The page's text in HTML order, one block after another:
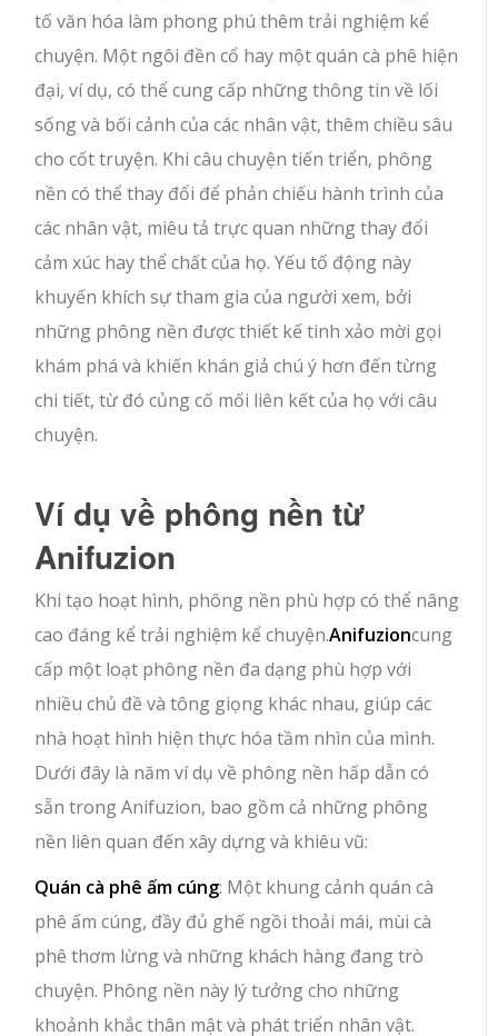
tố văn hóa làm phong phú thêm trải nghiệm kể
chuyện. Một ngôi đền cổ hay một quán cà phê hiện
đại, ví dụ, có thể cung cấp những thông tin về lối
sống và bối cảnh của các nhân vật, thêm chiều sâu
cho cốt truyện. Khi câu chuyện tiến triển, phông
nền có thể thay đổi để phản chiếu hành trình của
các nhân vật, miêu tả trực quan những thay đổi
cảm xúc hay thể chất của họ. Yếu tố động này
khuyến khích sự tham gia của người xem, bởi
những phông nền được thiết kế tinh xảo mời gọi
khám phá và khiến khán giả chú ý hơn đến từng
chi tiết, từ đó củng cố mối liên kết của họ với câu
chuyện.
Ví dụ về phông nền từ
Anifuzion
Khi tạo hoạt hình, phông nền phù hợp có thể nâng
cao đáng kể trải nghiệm kể chuyện.Anifuzioncung
cấp một loạt phông nền đa dạng phù hợp với
nhiều chủ đề và tông giọng khác nhau, giúp các
nhà hoạt hình hiện thực hóa tầm nhìn của mình.
Dưới đây là năm ví dụ về phông nền hấp dẫn có
sẵn trong Anifuzion, bao gồm cả những phông
nền liên quan đến xây dựng và khiêu vũ:
Quán cà phê ấm cúng: Một khung cảnh quán cà
phê ấm cúng, đầy đủ ghế ngồi thoải mái, mùi cà
phê thơm lừng và những khách hàng đang trò
chuyện. Phông nền này lý tưởng cho những
khoảnh khắc thân mật và phát triển nhân vật.